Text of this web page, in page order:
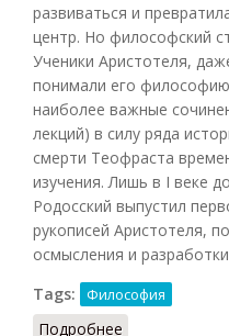
развиваться и
центр. Но философский
Ученики Аристотеля,
понимали его
наиболее важные
лекций) в силу ряда
смерти Теофраста
изучения. Лишь в I веке
Родосский выпустил
рукописей Аристотеля,
осмысления и
Tags:
Философия
Подробнее